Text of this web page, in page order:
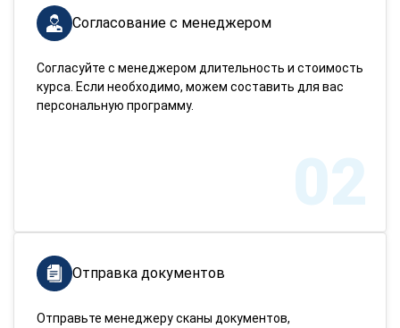
Согласование с менеджером
Согласуйте с менеджером длительность и стоимость
курса. Если необходимо, можем составить для вас
персональную программу.
02
Отправка документов
Отправьте менеджеру сканы документов,